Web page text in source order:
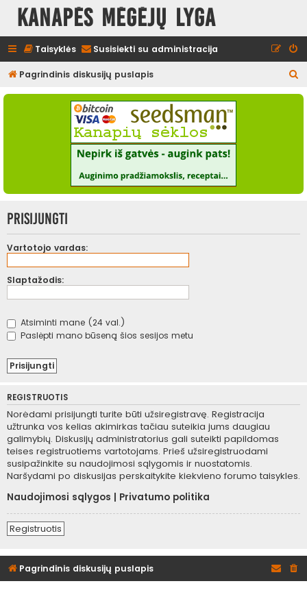
Kanapės mėgėjų lyga
Taisyklės Susisiekti su administracija
Pagrindinis diskusijų puslapis
e
Prisijungti
Vartotojo vardas:
Slaptažodis:
Atsiminti mane (24 val.)
Paslėpti mano būseną šios sesijos metu
REGISTRUOTIS
Norėdami prisijungti turite būti užsiregistravę. Registracija
užtrunka vos kelias akimirkas tačiau suteikia jums daugiau
galimybių. Diskusijų administratorius gali suteikti papildomas
teises registruotiems vartotojams. Prieš užsiregistruodami
susipažinkite su naudojimosi sąlygomis ir nuostatomis.
Naršydami po diskusijas perskaitykite kiekvieno forumo taisykles.
Naudojimosi sąlygos
Privatumo politika
Registruotis
Pagrindinis diskusijų puslapis